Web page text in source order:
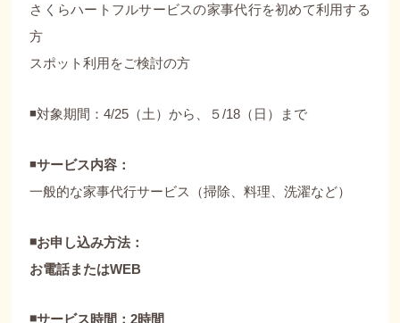
さくらハートフルサービスの家事代行を初めて利用する
方
スポット利用をご検討の方
◾️対象期間：4/25（土）から、５/18（日）まで
◾️サービス内容：
一般的な家事代行サービス（掃除、料理、洗濯など）
◾️お申し込み方法：
お電話またはWEB
◾️サービス時間：2時間